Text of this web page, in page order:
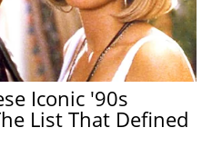
Iconic '90s
List That Defined